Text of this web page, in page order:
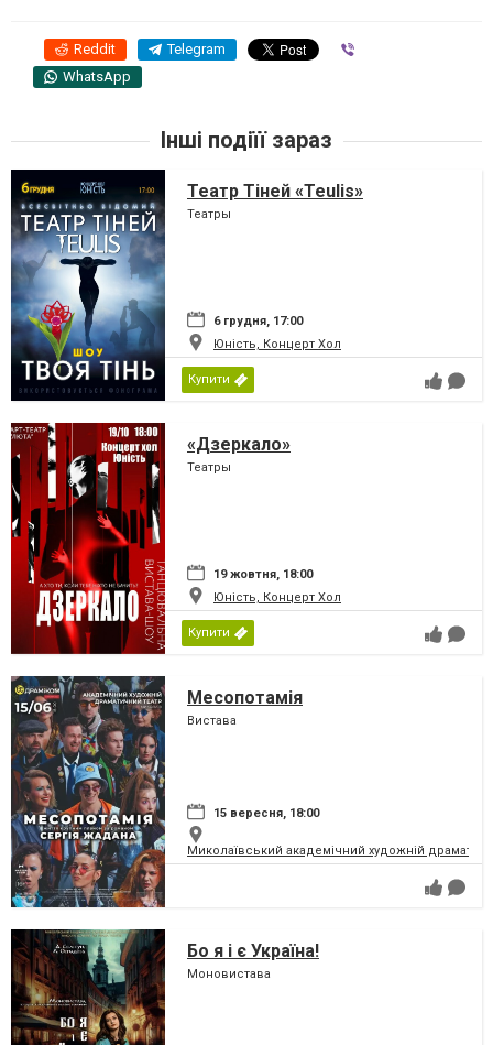
Reddit Telegram
WhatsApp
Інші подіїї зараз
Театр Тіней «Teulis»
Театры
6 грудня, 17:00
Юність, Концерт Хол
Купити
«Дзеркало»
Театры
19 жовтня, 18:00
Юність, Концерт Хол
Купити
Месопотамія
Вистава
15 вересня, 18:00
Миколаївський академічний художній
Бо я і є Україна!
Моновистава